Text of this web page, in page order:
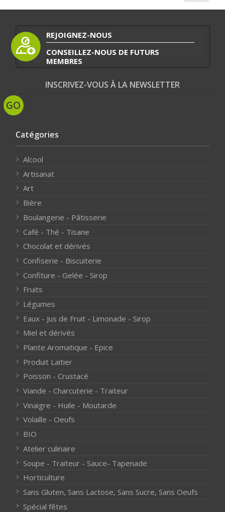
REJOIGNEZ-NOUS
CONSEILLEZ-NOUS DE FUTURS
MEMBRES
INSCRIVEZ-VOUS À LA NEWSLETTER
Catégories
Alcool
Artisanat
Art
Bière
Boulangerie - Pâtisserie
Café - Thé - Tisane
Chocolat et dérivés
Confiserie - Biscuiterie
Confiture - Gelée - Sirop
Fruits
Légumes
Eaux - Jus de Fruit - Limonade - Sirop
Miel et dérivés
Plante Aromatique - Epice
Produit Laitier
Poisson - Crustacé
Viande - Charcuterie - Traiteur
Vinaigre - Huile - Moutarde
Volaille - Oeufs
BIO
Atelier culinaire
Soupe - Traiteur - Sauce- Tapenade
Horticulture
Sans Gluten, Sans Lactose, Sans Sucre, Sans Oeufs
Spécial fêtes